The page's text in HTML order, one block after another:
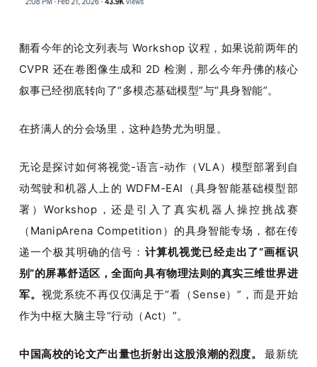
翻看今年的论文列表与 Workshop 议程，如果说前两年的
CVPR 还在卷图像生成和 2D 检测，那么今年丹佛的核心
叙事已经彻底转向了“多模态基础模型”与“具身智能”。
在挤满人的分会场里，这种趋势尤为明显。
无论是探讨如何将视觉-语言-动作（VLA）模型部署到自
动驾驶和机器人上的 WDFM-EAI（具身智能基础模型部
署）Workshop，还是引入了真实机器人操控挑战赛
（ManipArena Competition）的具身智能专场，都在传
递一个极其明确的信号： 计算机视觉已经走出了“画框识
别”的屏幕舒适区，全面向具有物理法则的真实三维世界进
军。 视觉系统不再仅仅满足于“看（Sense）”，而是开始
作为中枢大脑主导“行动（Act）”。
中国高校的论文产出量也折射出这股浪潮的烈度。 最新统